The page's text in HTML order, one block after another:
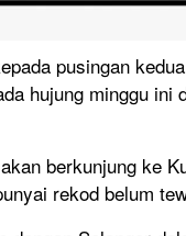
pusingan
hujung minggu ini
berkunjung ke
rekod belum